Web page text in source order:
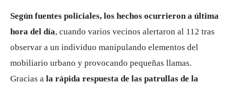
Según fuentes policiales, los hechos ocurrieron a última
hora del día, cuando varios vecinos alertaron al 112 tras
observar a un individuo manipulando elementos del
mobiliario urbano y provocando pequeñas llamas.
Gracias a la rápida respuesta de las patrullas de la